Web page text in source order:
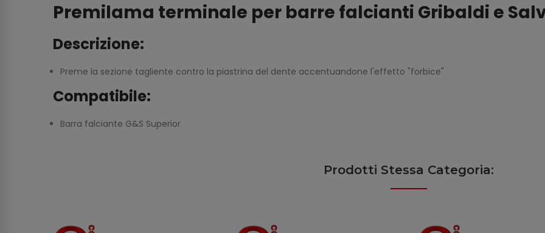
Premilama terminale per barre falcianti Gribaldi e
Descrizione:
Preme la sezione tagliente contro la piastrina del dente accentuandone l'effetto "forbice"
Compatibile:
Barra falciante G&S Superior
Prodotti Stessa Categoria: